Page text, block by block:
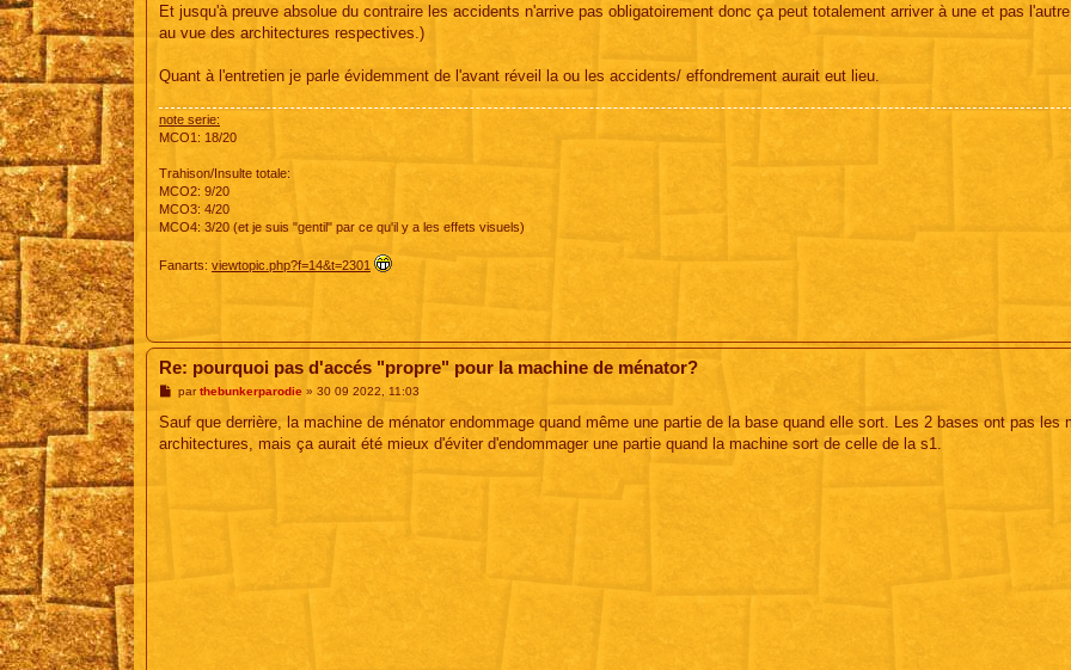
Et jusqu'à preuve absolue du contraire les accidents n'arrive pas obligatoirement donc ça peut totalement arriver à une et pas
au vue des architectures respectives.)
Quant à l'entretien je parle évidemment de l'avant réveil la ou les accidents/ effondrement aurait eut lieu.
note serie:
MCO1: 18/20
Trahison/Insulte totale:
MCO2: 9/20
MCO3: 4/20
MCO4: 3/20 (et je suis "gentil" par ce qu'il y a les effets visuels)
Fanarts: viewtopic.php?f=14&t=2301
Re: pourquoi pas d'accés "propre" pour la machine de ménator?
M
s
a
parthebunkerparodie» 30 09 2022, 11:03
Sauf que derrière, la machine de ménator endommage quand même une partie de la base quand elle sort. Les 2 bases ont pas les
architectures, mais ça aurait été mieux d'éviter d'endommager une partie quand la machine sort de celle de la s1.